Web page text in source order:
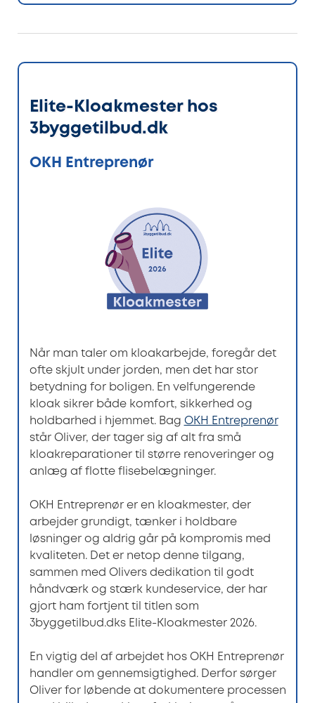
Elite-Kloakmester hos
3byggetilbud.dk
OKH Entreprenør
Når man taler om kloakarbejde, foregår det
ofte skjult under jorden, men det har stor
betydning for boligen. En velfungerende
kloak sikrer både komfort, sikkerhed og
holdbarhed i hjemmet. Bag OKH Entreprenør
står Oliver, der tager sig af alt fra små
kloakreparationer til større renoveringer og
anlæg af flotte flisebelægninger.
OKH Entreprenør er en kloakmester, der
arbejder grundigt, tænker i holdbare
løsninger og aldrig går på kompromis med
kvaliteten. Det er netop denne tilgang,
sammen med Olivers dedikation til godt
håndværk og stærk kundeservice, der har
gjort ham fortjent til titlen som
3byggetilbud.dks Elite-Kloakmester 2026.
En vigtig del af arbejdet hos OKH Entreprenør
handler om gennemsigtighed. Derfor sørger
Oliver for løbende at dokumentere processen